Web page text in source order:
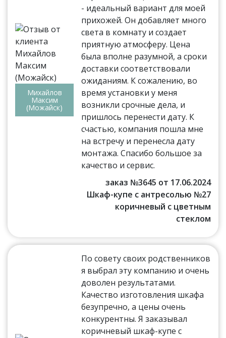
Михайлов
Максим
(Можайск)
- идеальный вариант для моей
прихожей. Он добавляет много
света в комнату и создает
приятную атмосферу. Цена
была вполне разумной, а сроки
доставки соответствовали
ожиданиям. К сожалению, во
время установки у меня
возникли срочные дела, и
пришлось перенести дату. К
счастью, компания пошла мне
на встречу и перенесла дату
монтажа. Спасибо большое за
качество и сервис.
заказ №3645 от 17.06.2024
Шкаф-купе с антресолью №27
коричневый с цветным
стеклом
По совету своих родственников
я выбрал эту компанию и очень
доволен результатами.
Качество изготовления шкафа
безупречно, а цены очень
конкурентны. Я заказывал
коричневый шкаф-купе с